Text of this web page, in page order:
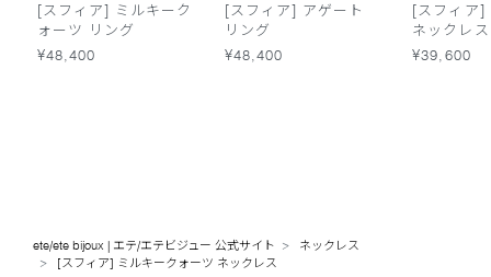
[スフィア] ミルキーク
ォーツ リング
¥48,400
[スフィア] アゲート
リング
¥48,400
[スフィア]
ネックレス
¥39,600
ete/ete bijoux | エテ/エテビジュー 公式サイト
ネックレス
[スフィア] ミルキークォーツ ネックレス